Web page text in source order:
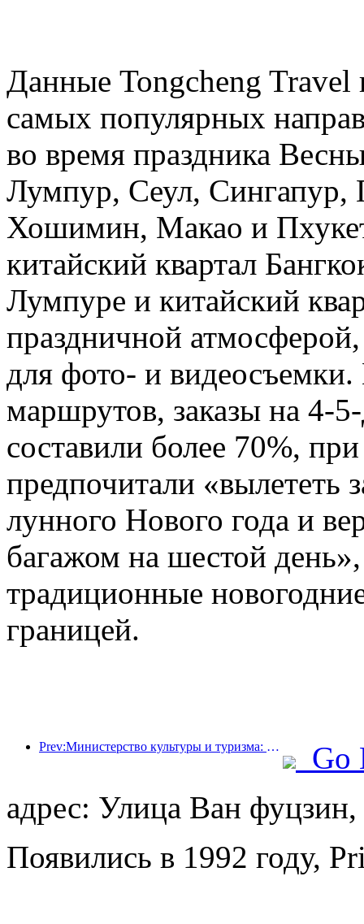
Данные Tongcheng Travel
самых популярных
во время праздника
Лумпур, Сеул, Сингапур,
Хошимин, Макао и
китайский квартал
Лумпуре и китайский
праздничной
для фото- и
маршрутов, заказы на 4-
составили более 70%,
предпочитали «вылететь
лунного Нового года и
багажом на шестой
традиционные
границей.
Prev:Министерство культуры и туризма: запуск 22 тематических мероприятий в рамках 7 основных направлений.
Go
адрес: Улица Ван
Появились в 1992 году,